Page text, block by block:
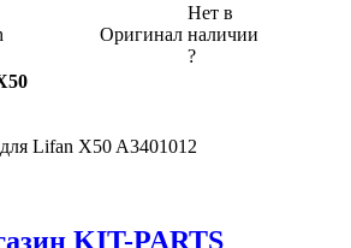
Оригинал
Нет в
наличии
?
Lifan X50 A3401012
KIT-PARTS